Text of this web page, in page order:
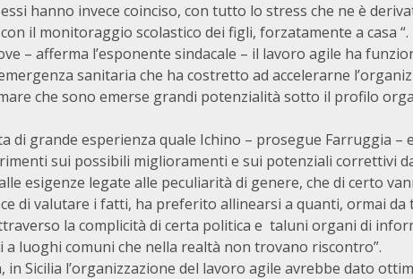
hanno invece coinciso, con tutto lo stress che ne è
il monitoraggio scolastico dei figli, forzatamente a casa “.
– afferma l’esponente sindacale – il lavoro agile ha
sanitaria che ha costretto ad accelerarne
che sono emerse grandi potenzialità sotto il profilo
di grande esperienza quale Ichino – prosegue Farruggia –
sui possibili miglioramenti e sui potenziali correttivi
esigenze legate alle peculiarità di genere, che di certo
di valutare i fatti, ha preferito allinearsi a quanti, ormai da
la complicità di certa politica e taluni organi di
a luoghi comuni che nella realtà non trovano riscontro”.
in Sicilia l’organizzazione del lavoro agile avrebbe dato